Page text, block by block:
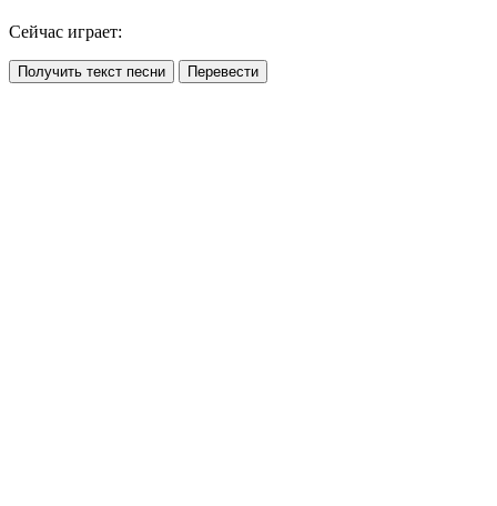
Сейчас играет:
Получить текст песни Перевести